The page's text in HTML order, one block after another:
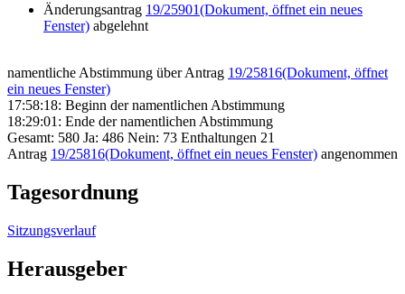
Änderungsantrag 19/25901(Dokument, öffnet ein neues
Fenster) abgelehnt
namentliche Abstimmung über Antrag 19/25816(Dokument, öffnet
ein neues Fenster)
17:58:18: Beginn der namentlichen Abstimmung
18:29:01: Ende der namentlichen Abstimmung
Gesamt: 580 Ja: 486 Nein: 73 Enthaltungen 21
Antrag 19/25816(Dokument, öffnet ein neues Fenster) angenommen
Tagesordnung
Sitzungsverlauf
Herausgeber